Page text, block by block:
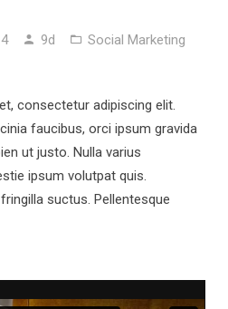
9d
Social Marketing
consectetur adipiscing elit.
faucibus, orci ipsum gravida
ut justo. Nulla varius
ipsum volutpat quis.
suctus. Pellentesque